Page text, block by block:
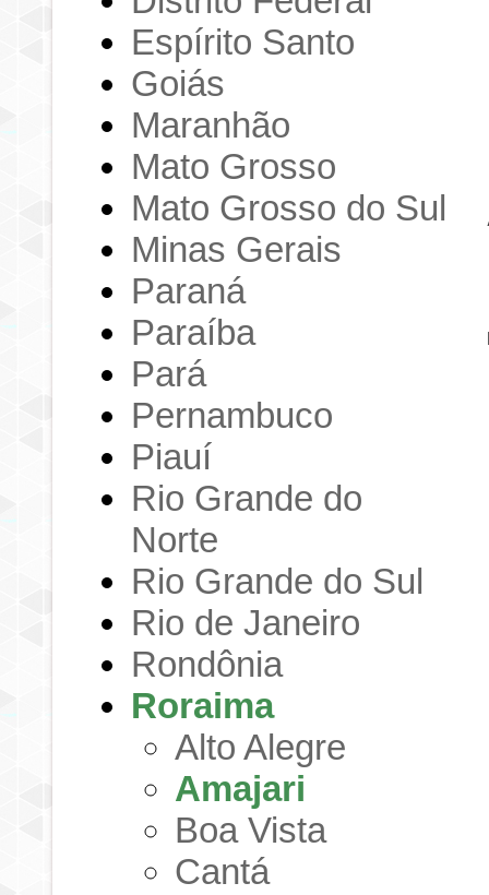
Espírito Santo
Goiás
Maranhão
Mato Grosso
Mato Grosso do Sul
Minas Gerais
Paraná
Paraíba
Pará
Pernambuco
Piauí
Rio Grande do
Norte
Rio Grande do Sul
Rio de Janeiro
Rondônia
Roraima
Alto Alegre
Amajari
Boa Vista
Cantá